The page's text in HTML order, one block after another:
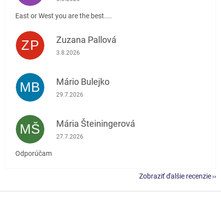
East or West you are the best....
ZP Zuzana Pallová
Hodnotenie obchodu je 5 z 5 hviezdičiek.
3.8.2026
MB Mário Bulejko
Hodnotenie obchodu je 5 z 5 hviezdičiek.
29.7.2026
MŠ Mária Šteiningerová
Hodnotenie obchodu je 5 z 5 hviezdičiek.
27.7.2026
Odporúčam
Zobraziť ďalšie recenzie